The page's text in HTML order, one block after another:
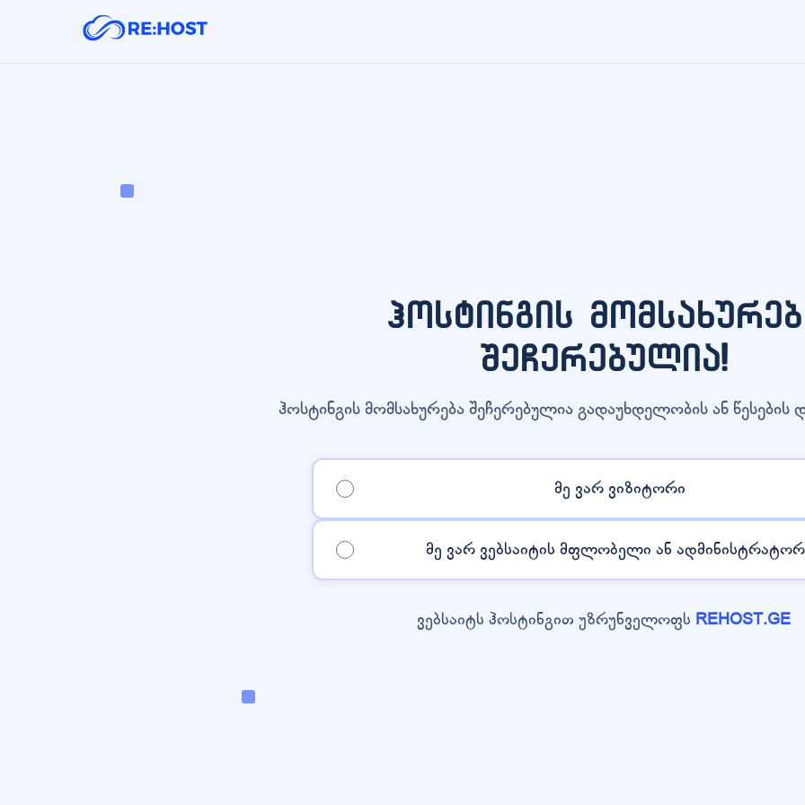
ჰოსტინგის
შეჩერებულია!
ჰოსტინგის მომსახურება შეჩერებულია გადაუხდელობის ან წესების
მე ვარ ვიზიტორი
მე ვარ ვებსაიტის მფლობელი ან
ვებსაიტს ჰოსტინგით უზრუნველოფს REHOST.GE